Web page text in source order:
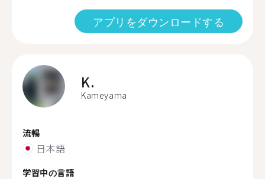
アプリをダウンロードする
K.
Kameyama
流暢
日本語
学習中の言語